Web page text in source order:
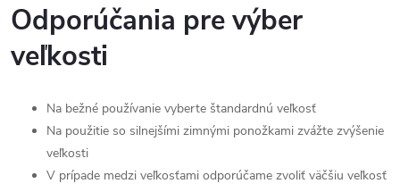
Odporúčania pre výber
veľkosti
Na bežné používanie vyberte štandardnú veľkosť
Na použitie so silnejšími zimnými ponožkami zvážte zvýšenie
veľkosti
V prípade medzi veľkosťami odporúčame zvoliť väčšiu veľkosť